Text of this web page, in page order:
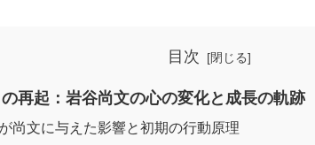
目次
再起：岩谷尚文の心の変化と成長の軌跡
尚文に与えた影響と初期の行動原理